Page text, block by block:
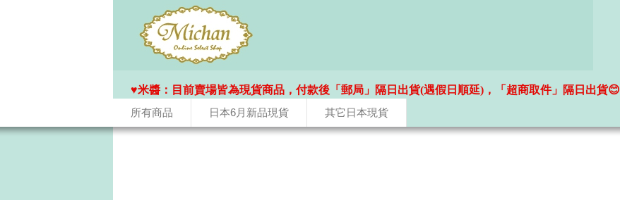
所有商品 日本6月新品現貨 其它日本現貨
♥️米醬：目前賣場皆為現貨商品，付款後「郵局」隔日出貨(遇假日順延)，「超商取件」隔日出貨😊